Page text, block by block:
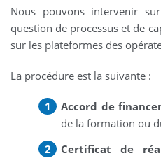
Nous pouvons intervenir
question de processus et de
sur les plateformes des
La procédure est la suivante :
Accord de
de la formation ou
Certificat de